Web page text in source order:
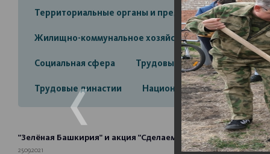
Территориальные органы и представительства
Жилищно-коммунальное хозяйство
Социальная сфера Трудовые отношения
Трудовые династии Национальные проекты
"Зелёная Башкирия" и акция "Сделаем" в Стерлитамаке
25.09.2021